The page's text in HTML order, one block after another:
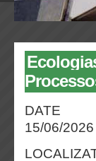
DATE
15/06/